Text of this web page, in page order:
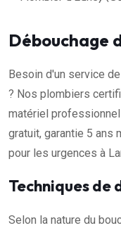
Débouchage
Besoin d'un service
? Nos plombiers
matériel
gratuit, garantie 5
pour les urgences à
Techniques de
Selon la nature du